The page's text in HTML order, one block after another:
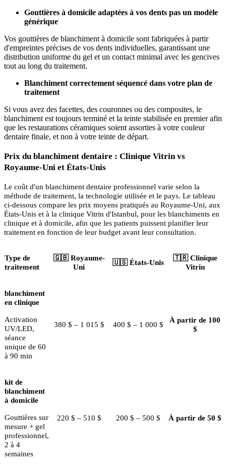
Gouttières à domicile adaptées à vos dents pas un modèle
générique
Vos gouttières de blanchiment à domicile sont fabriquées à partir
d'empreintes précises de vos dents individuelles, garantissant une
distribution uniforme du gel et un contact minimal avec les gencives
tout au long du traitement.
Blanchiment correctement séquencé dans votre plan de
traitement
Si vous avez des facettes, des couronnes ou des composites, le
blanchiment est toujours terminé et la teinte stabilisée en premier afin
que les restaurations céramiques soient assorties à votre couleur
dentaire finale, et non à votre teinte de départ.
Prix ​​du blanchiment dentaire : Clinique Vitrin vs
Royaume-Uni et États-Unis
Le coût d'un blanchiment dentaire professionnel varie selon la
méthode de traitement, la technologie utilisée et le pays. Le tableau
ci-dessous compare les prix moyens pratiqués au Royaume-Uni, aux
États-Unis et à la clinique Vitrin d'Istanbul, pour les blanchiments en
clinique et à domicile, afin que les patients puissent planifier leur
traitement en fonction de leur budget avant leur consultation.
Type de
traitement
🇬🇧 Royaume-
Uni
🇺🇸 États-Unis
🇹🇷 Clinique
Vitrin
blanchiment
en clinique
Activation
UV/LED,
séance
unique de 60
à 90 min
380 $ – 1 015 $ 400 $ – 1 000 $
À partir de 100
$
kit de
blanchiment
à domicile
Gouttières sur
mesure + gel
professionnel,
2 à 4
semaines
220 $ – 510 $ 200 $ – 500 $ À partir de 50 $